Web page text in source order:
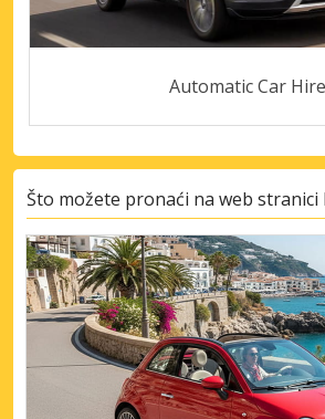
Automatic Car Hire
Što možete pronaći na web stranici